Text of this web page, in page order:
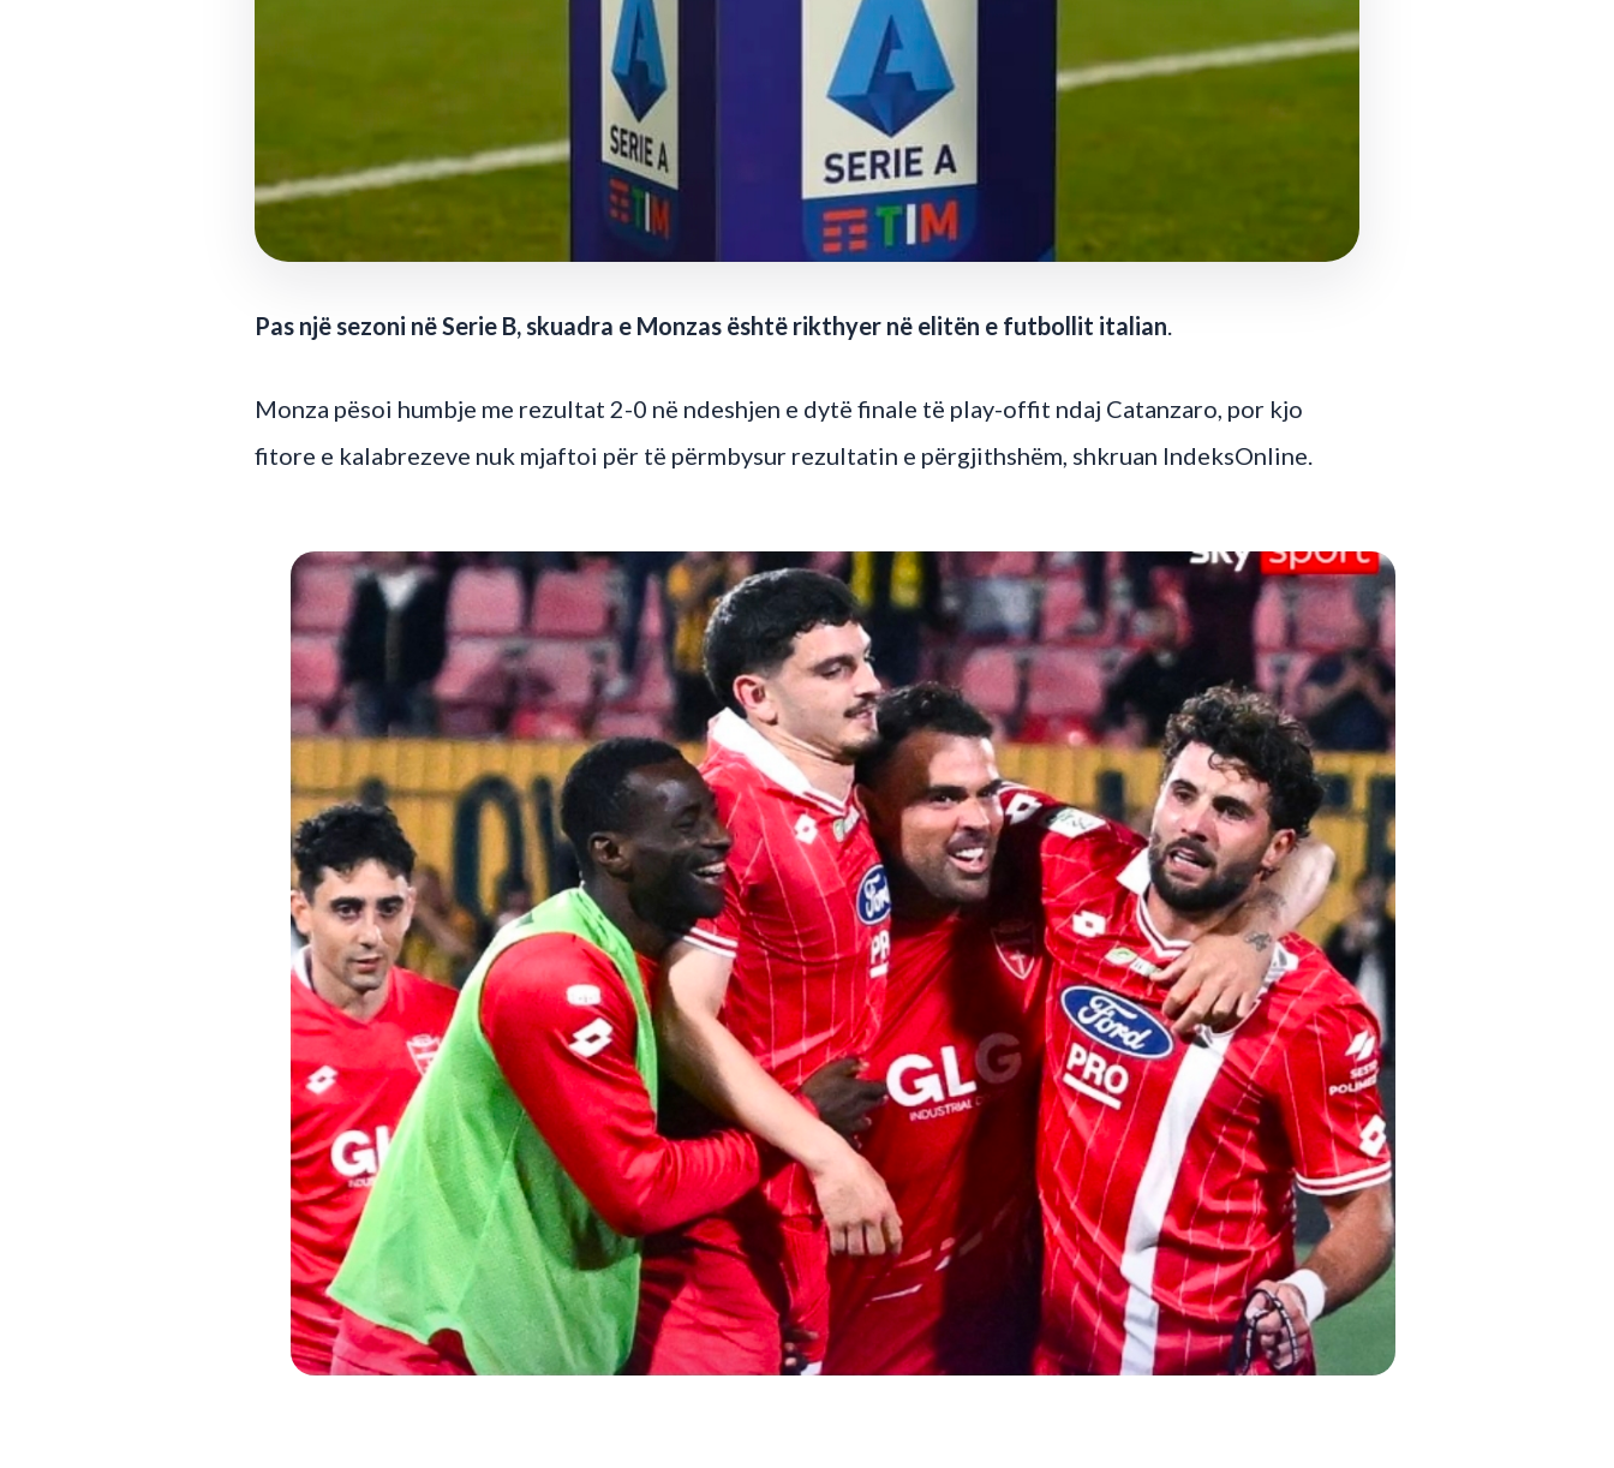
Pas një sezoni në Serie B, skuadra e Monzas është rikthyer në elitën e futbollit italian.
Monza pësoi humbje me rezultat 2-0 në ndeshjen e dytë finale të play-offit ndaj Catanzaro, por kjo
fitore e kalabrezeve nuk mjaftoi për të përmbysur rezultatin e përgjithshëm, shkruan IndeksOnline.